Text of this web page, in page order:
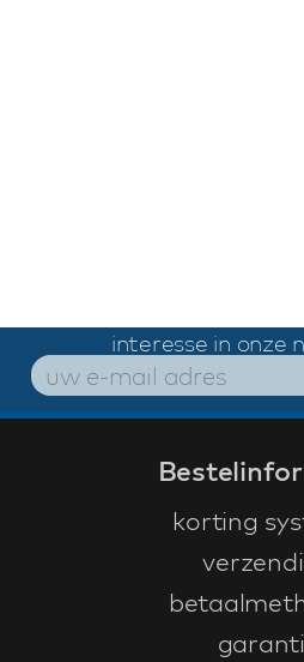
interesse in onze
korting